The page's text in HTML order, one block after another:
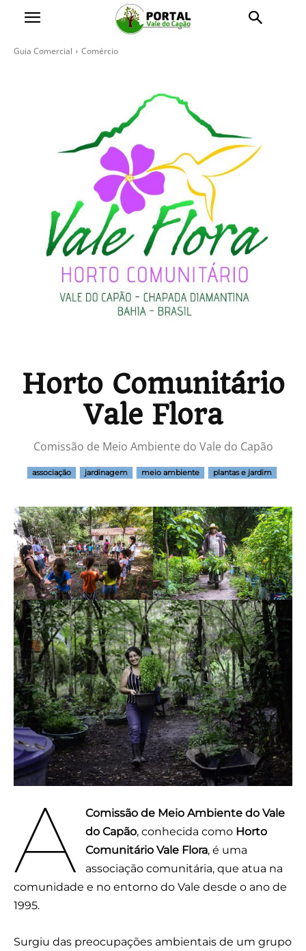
Guia Comercial Comércio
Horto Comunitário
Vale Flora
Comissão de Meio Ambiente do Vale do Capão
associação jardinagem meio ambiente plantas e jardim
A
Comissão de Meio Ambiente do Vale
do Capão, conhecida como Horto
Comunitário Vale Flora, é uma
associação comunitária, que atua na
comunidade e no entorno do Vale desde o ano de
1995.
Surgiu das preocupações ambientais de um grupo